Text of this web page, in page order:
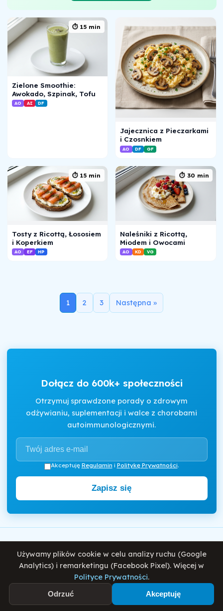
⏱ 15 min
Zielone Smoothie:
Awokado, Szpinak, Tofu
AO AI DF
Jajecznica z Pieczarkami
i Czosnkiem
AO DF GF
⏱ 15 min
Tosty z Ricottą, Łososiem
i Koperkiem
AO EF HP
⏱ 30 min
Naleśniki z Ricottą,
Miodem i Owocami
AO KD VG
1 2 3 Następna »
Dołącz do 600k+ społeczności
Otrzymuj sprawdzone porady o zdrowym
odżywianiu, suplementacji i walce z chorobami
autoimmunologicznymi.
Akceptuję Regulamin i Politykę Prywatności.
Zapisz się
© 2026 Damian Wiatrowski. Wszelkie prawa zastrzeżone.
Polityka Prywatności RegulaminO mnieBlog
Używamy plików cookie w celu analizy ruchu (Google
Analytics) i remarketingu (Facebook Pixel). Więcej w
Polityce Prywatności.
Odrzuć Akceptuję